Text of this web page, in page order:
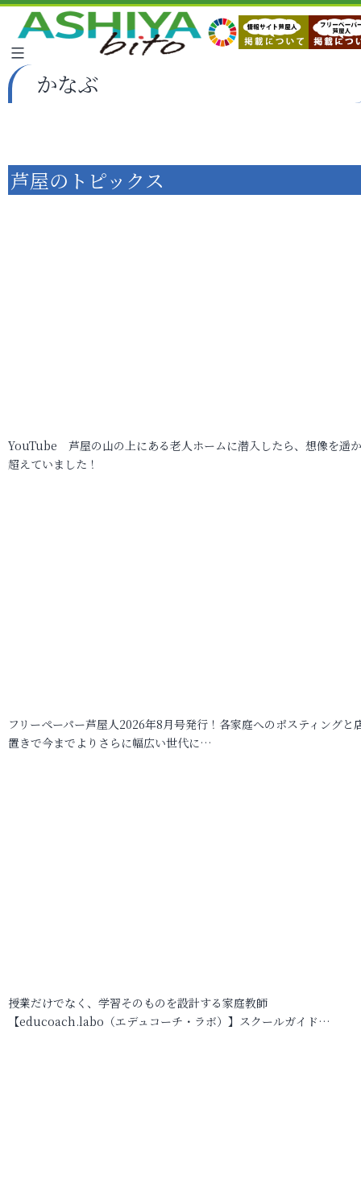
かなぶ
芦屋のトピックス
YouTube 芦屋の山の上にある老人ホームに潜入したら、想像を遥
超えていました！
フリーペーパー芦屋人2026年8月号発行！各家庭へのポスティングと
置きで今までよりさらに幅広い世代に…
授業だけでなく、学習そのものを設計する家庭教師
【educoach.labo（エデュコーチ・ラボ）】スクールガイド…